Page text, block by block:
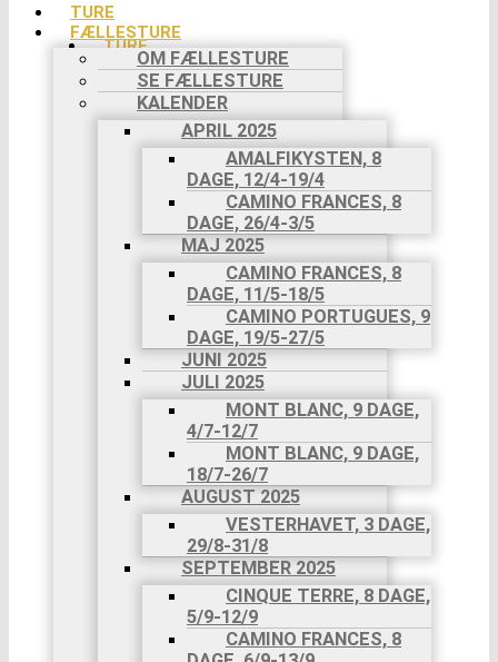
TURE
FÆLLESTURE
OM FÆLLESTURE
SE FÆLLESTURE
KALENDER
APRIL 2025
AMALFIKYSTEN, 8
DAGE, 12/4-19/4
CAMINO FRANCES, 8
DAGE, 26/4-3/5
MAJ 2025
CAMINO FRANCES, 8
DAGE, 11/5-18/5
CAMINO PORTUGUES, 9
DAGE, 19/5-27/5
JUNI 2025
JULI 2025
MONT BLANC, 9 DAGE,
4/7-12/7
MONT BLANC, 9 DAGE,
18/7-26/7
AUGUST 2025
VESTERHAVET, 3 DAGE,
29/8-31/8
SEPTEMBER 2025
CINQUE TERRE, 8 DAGE,
5/9-12/9
CAMINO FRANCES, 8
TURE
FÆLLESTURE
OM
FÆLLESTURE
SE
FÆLLESTURE
KALENDER
APRIL 2025
AMALFIKYSTEN,
8 DAGE,
12/4-
19/4
CAMINO
FRANCES,
8 DAGE,
26/4-3/5
MAJ 2025
CAMINO
FRANCES,
8 DAGE,
11/5-
18/5
CAMINO
PORTUGUES,
9 DAGE,
19/5-
27/5
JUNI